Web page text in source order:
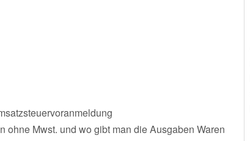
Mwst. und wo gibt man die Ausgaben Waren